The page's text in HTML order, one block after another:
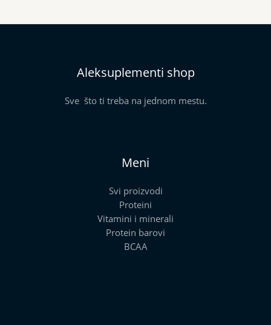
Aleksuplementi shop
Sve što ti treba na jednom mestu.
Meni
Svi proizvodi
Proteini
Vitamini i minerali
Protein barovi
BCAA